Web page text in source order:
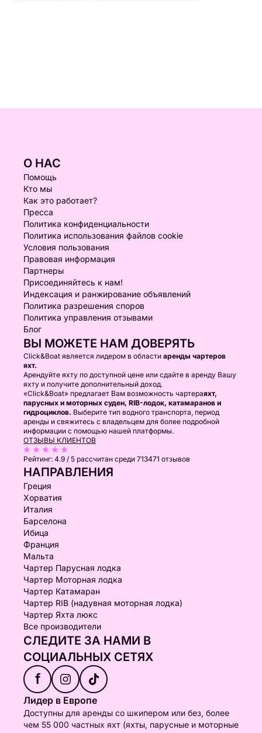
О НАС
Помощь
Кто мы
Как это работает?
Пресса
Политика конфиденциальности
Политика использования файлов cookie
Условия пользования
Правовая информация
Партнеры
Присоединяйтесь к нам!
Индексация и ранжирование объявлений
Политика разрешения споров
Политика управления отзывами
Блог
ВЫ МОЖЕТЕ НАМ ДОВЕРЯТЬ
Click&Boat является лидером в области аренды чартеров
яхт.
Арендуйте яхту по доступной цене или сдайте в аренду Вашу
яхту и получите дополнительный доход.
«Click&Boat» предлагает Вам возможность чартераяхт,
парусных и моторных суден, RIB-лодок, катамаранов и
гидроциклов. Выберите тип водного транспорта, период
аренды и свяжитесь с владельцем для более подробной
информации с помощью нашей платформы.
ОТЗЫВЫ КЛИЕНТОВ
Рейтинг: 4.9 / 5 рассчитан среди 713471 отзывов
НАПРАВЛЕНИЯ
Греция
Хорватия
Италия
Барселона
Ибица
Франция
Мальта
Чартер Парусная лодка
Чартер Моторная лодка
Чартер Катамаран
Чартер RIB (надувная моторная лодка)
Чартер Яхта люкс
Все производители
СЛЕДИТЕ ЗА НАМИ В
СОЦИАЛЬНЫХ СЕТЯХ
f
Лидер в Европе
Доступны для аренды со шкипером или без, более
чем 55 000 частных яхт (яхты, парусные и моторные